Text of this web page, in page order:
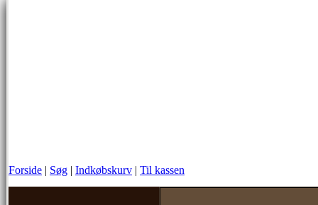
Forside | Søg | Indkøbskurv | Til kassen